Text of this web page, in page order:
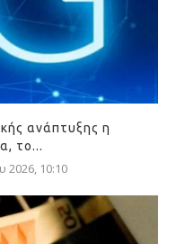
ανάπτυξης η
το...
2026, 10:10